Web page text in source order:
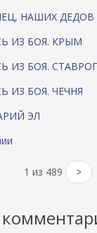
НАШИХ
ИЗ БОЯ. КРЫМ
ИЗ БОЯ.
ИЗ БОЯ. ЧЕЧНЯ
ЭЛ
1 из 489 >